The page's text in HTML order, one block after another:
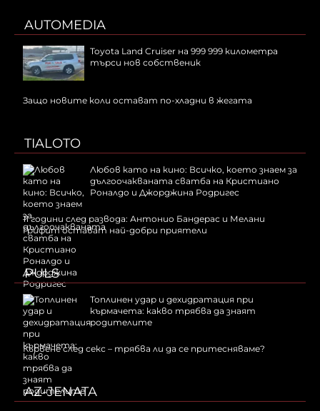
AUTOMEDIA
Toyota Land Cruiser на 999 999 километра
търси нов собственик
Защо новите коли остават по-хладни в жегата
TIALOTO
Любов като на кино: Всичко, което знаем за
дългоочакваната сватба на Кристиано
Роналдо и Джорджина Родригес
11 години след развода: Антонио Бандерас и Мелани
Грифит остават най-добри приятели
PULS
Топлинен удар и дехидратация при
кърмачета: какво трябва да знаят
родителите
Кървене след секс – трябва ли да се притесняваме?
AZ-JENATA